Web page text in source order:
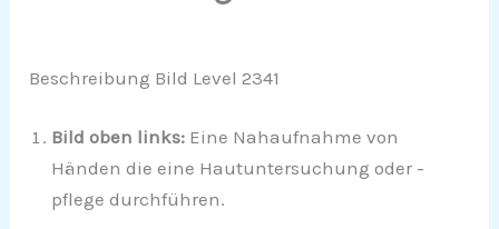
Beschreibung Bild Level 2341
Bild oben links: Eine Nahaufnahme von
Händen die eine Hautuntersuchung oder -
pflege durchführen.